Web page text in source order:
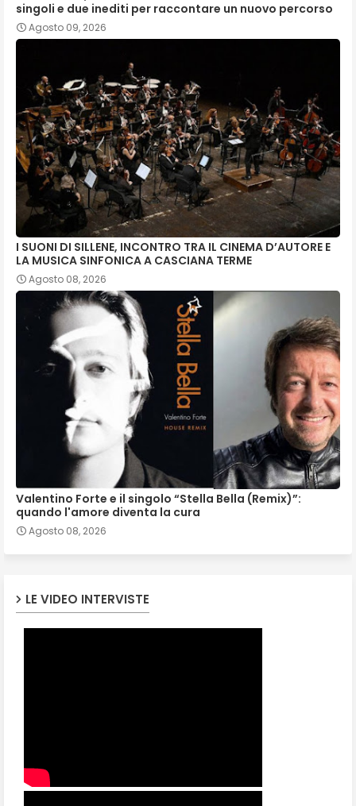
singoli e due inediti per raccontare un nuovo percorso
Agosto 09, 2026
I SUONI DI SILLENE, INCONTRO TRA IL CINEMA D’AUTORE E
LA MUSICA SINFONICA A CASCIANA TERME
Agosto 08, 2026
Valentino Forte e il singolo “Stella Bella (Remix)”:
quando l'amore diventa la cura
Agosto 08, 2026
LE VIDEO INTERVISTE